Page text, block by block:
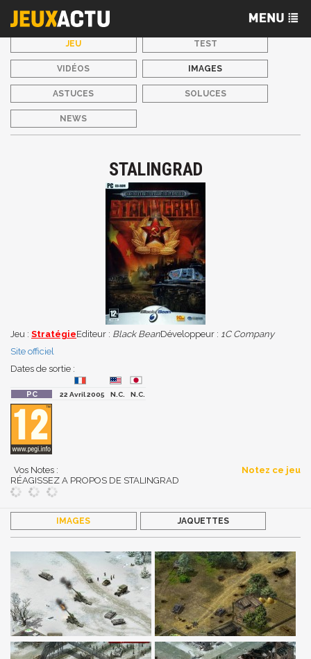
JEU TEST
VIDÉOS IMAGES
ASTUCES SOLUCES
NEWS
STALINGRAD
Jeu : StratégieEditeur : Black BeanDéveloppeur : 1C Company
Site officiel
Dates de sortie :
22 Avril 2005 N.C. N.C.
Vos Notes :
Notez ce jeu
RÉAGISSEZ A PROPOS DE STALINGRAD
IMAGES JAQUETTES